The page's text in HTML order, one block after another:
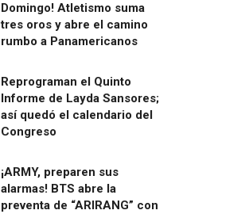
Domingo! Atletismo suma
tres oros y abre el camino
rumbo a Panamericanos
Reprograman el Quinto
Informe de Layda Sansores;
así quedó el calendario del
Congreso
¡ARMY, preparen sus
alarmas! BTS abre la
preventa de “ARIRANG” con